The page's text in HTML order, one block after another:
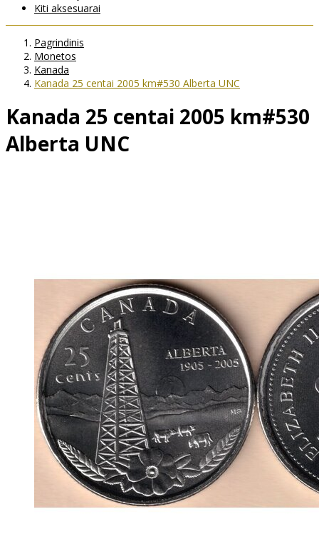
Kiti aksesuarai
Pagrindinis
Monetos
Kanada
Kanada 25 centai 2005 km#530 Alberta UNC
Kanada 25 centai 2005 km#530
Alberta UNC